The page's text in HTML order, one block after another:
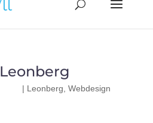
| Leonberg Webdesign